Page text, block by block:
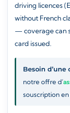
driving licences
without French
— coverage can
card issued.
Besoin
notre offre d’
souscription en